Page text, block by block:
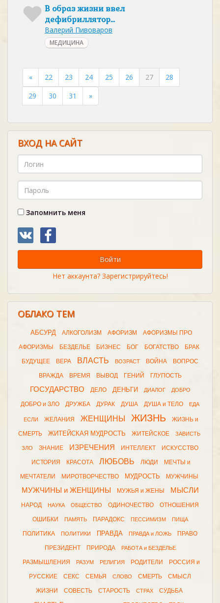
В образ жизни ввел
дефибриллятор...
Валерий Пивоваров
МЕДИЦИНА
« 22 23 24 25 26 27
28
29
30 31 »
ВХОД НА САЙТ
Запомнить меня
Войти
Нет аккаунта? Зарегистрируйтесь!
ОБЛАКО ТЕМ
АБСУРД АЛКОГОЛИЗМ АФОРИЗМ АФОРИЗМЫ ПРО
АФОРИЗМЫ БЕЗДЕЛЬЕ БИЗНЕС БОГ БОГАТСТВО БРАК
БУДУЩЕЕ ВЕРА ВЛАСТЬ ВОЗРАСТ ВОЙНА ВОПРОС
ВРАЖДА ВРЕМЯ ВЫВОД ГЕНИЙ ГЛУПОСТЬ
ГОСУДАРСТВО ДЕЛО ДЕНЬГИ ДИАЛОГ ДОБРО
ДОБРО и ЗЛО ДРУЖБА ДУРАК ДУША ДУША и ТЕЛО ЕДА
ЕСЛИ ЖЕЛАНИЯ ЖЕНЩИНЫ ЖИЗНЬ ЖИЗНЬ и
СМЕРТЬ ЖИТЕЙСКАЯ МУДРОСТЬ ЖИТЕЙСКОЕ ЗАВИСТЬ
ЗЛО ЗНАНИЕ ИЗРЕЧЕНИЯ ИНТЕЛЛЕКТ ИСКУССТВО
ИСТОРИЯ КРАСОТА ЛЮБОВЬ ЛЮДИ МЕЧТЫ и
МЕЧТАТЕЛИ МИРОТВОРЧЕСТВО МУДРОСТЬ МУЖЧИНЫ
МУЖЧИНЫ и ЖЕНЩИНЫ МУЖЬЯ и ЖЕНЫ МЫСЛИ
НАРОД НАУКА ОБЩЕСТВО ОДИНОЧЕСТВО ОТНОШЕНИЯ
ОШИБКИ ПАМЯТЬ ПАРАДОКС ПЕССИМИЗМ ПИЩА
ПОЛИТИКА ПОЛИТИКИ ПРАВДА ПРАВДА и ЛОЖЬ ПРАВО
ПРЕЗИДЕНТ ПРИРОДА РАБОТА и БЕЗДЕЛЬЕ
РАЗМЫШЛЕНИЯ РАЗУМ РЕЛИГИЯ РОДИТЕЛИ РОССИЯ и
РУССКИЕ СЕКС СЕМЬЯ СЛОВО СМЕРТЬ СМЫСЛ
ЖИЗНИ СОВЕСТЬ СТАРОСТЬ СТРАХ СУДЬБА